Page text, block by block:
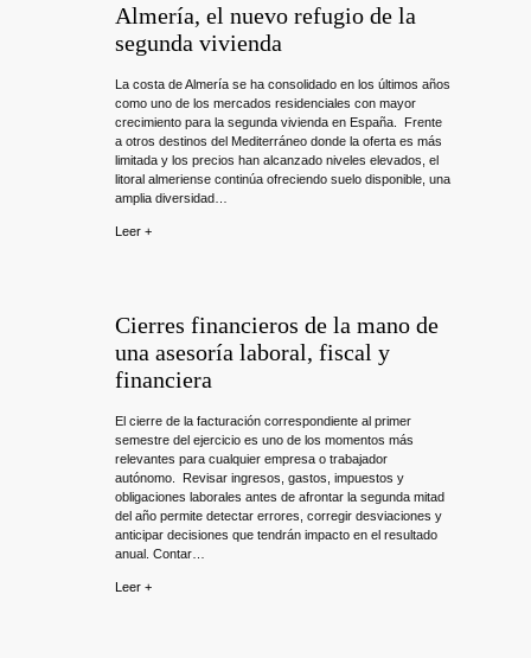
Almería, el nuevo refugio de la
segunda vivienda
La costa de Almería se ha consolidado en los últimos años
como uno de los mercados residenciales con mayor
crecimiento para la segunda vivienda en España. Frente
a otros destinos del Mediterráneo donde la oferta es más
limitada y los precios han alcanzado niveles elevados, el
litoral almeriense continúa ofreciendo suelo disponible, una
amplia diversidad…
Leer +
Cierres financieros de la mano de
una asesoría laboral, fiscal y
financiera
El cierre de la facturación correspondiente al primer
semestre del ejercicio es uno de los momentos más
relevantes para cualquier empresa o trabajador
autónomo. Revisar ingresos, gastos, impuestos y
obligaciones laborales antes de afrontar la segunda mitad
del año permite detectar errores, corregir desviaciones y
anticipar decisiones que tendrán impacto en el resultado
anual. Contar…
Leer +